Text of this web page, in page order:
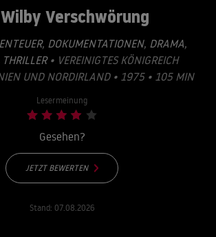
Verschwörung
, DOKUMENTATIONEN, DRAMA,
• VEREINIGTES KÖNIGREICH
UND NORDIRLAND • 1975 • 105 MIN
Lesermeinung
Gesehen?
JETZT BEWERTEN
Stand: 07.08.2026